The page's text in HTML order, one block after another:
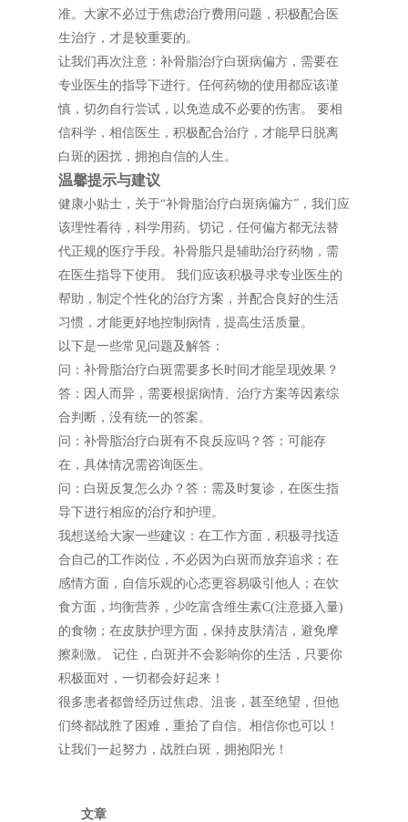
准。大家不必过于焦虑治疗费用问题，积极配合医
生治疗，才是较重要的。
让我们再次注意：补骨脂治疗白斑病偏方，需要在
专业医生的指导下进行。任何药物的使用都应该谨
慎，切勿自行尝试，以免造成不必要的伤害。 要相
信科学，相信医生，积极配合治疗，才能早日脱离
白斑的困扰，拥抱自信的人生。
温馨提示与建议
健康小贴士，关于“补骨脂治疗白斑病偏方”，我们应
该理性看待，科学用药。切记，任何偏方都无法替
代正规的医疗手段。补骨脂只是辅助治疗药物，需
在医生指导下使用。 我们应该积极寻求专业医生的
帮助，制定个性化的治疗方案，并配合良好的生活
习惯，才能更好地控制病情，提高生活质量。
以下是一些常见问题及解答：
问：补骨脂治疗白斑需要多长时间才能呈现效果？
答：因人而异，需要根据病情、治疗方案等因素综
合判断，没有统一的答案。
问：补骨脂治疗白斑有不良反应吗？答：可能存
在，具体情况需咨询医生。
问：白斑反复怎么办？答：需及时复诊，在医生指
导下进行相应的治疗和护理。
我想送给大家一些建议：在工作方面，积极寻找适
合自己的工作岗位，不必因为白斑而放弃追求；在
感情方面，自信乐观的心态更容易吸引他人；在饮
食方面，均衡营养，少吃富含维生素C(注意摄入量)
的食物；在皮肤护理方面，保持皮肤清洁，避免摩
擦刺激。 记住，白斑并不会影响你的生活，只要你
积极面对，一切都会好起来！
很多患者都曾经历过焦虑、沮丧，甚至绝望，但他
们终都战胜了困难，重拾了自信。相信你也可以！
让我们一起努力，战胜白斑，拥抱阳光！
文章